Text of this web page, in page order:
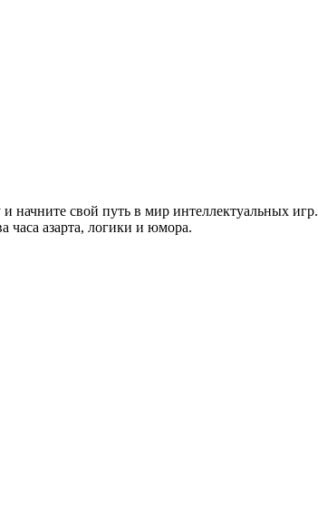
начните свой путь в мир интеллектуальных
азарта, логики и юмора.